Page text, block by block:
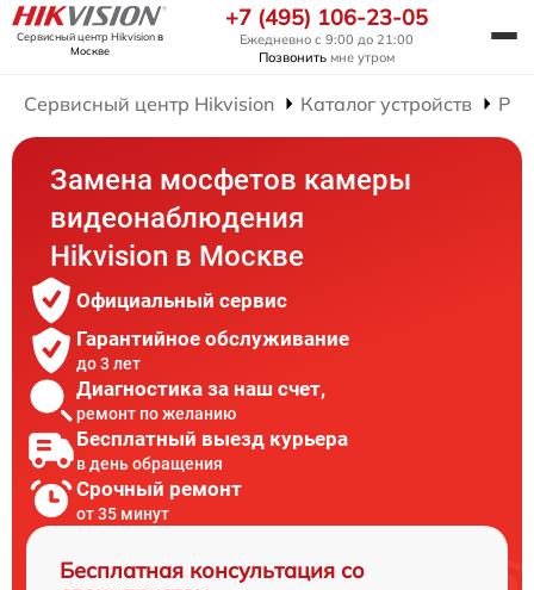
Сервисный центр Hikvisionв
Москве
+7 (495) 106-23-05
Ежедневно с 9:00 до 21:00
Позвонить мне утром
Сервисный центр Hikvision Каталог устройств
Замена мосфетов камеры
видеонаблюдения
Hikvision в Москве
Официальный сервис
Гарантийное обслуживание
до 3 лет
Диагностика за наш счет,
ремонт по желанию
Бесплатный выезд курьера
в день обращения
Срочный ремонт
от 35 минут
Бесплатная консультация со